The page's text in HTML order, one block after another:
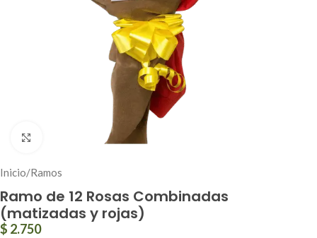
Click to enlarge
Inicio/Ramos
Ramo de 12 Rosas Combinadas
(matizadas y rojas)
$ 2.750